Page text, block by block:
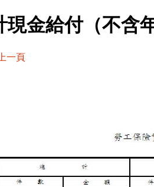
現金給付（不含
上一頁